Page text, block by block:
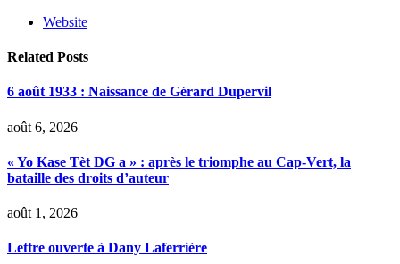
Website
Related Posts
6 août 1933 : Naissance de Gérard Dupervil
août 6, 2026
« Yo Kase Tèt DG a » : après le triomphe au Cap-Vert, la
bataille des droits d’auteur
août 1, 2026
Lettre ouverte à Dany Laferrière